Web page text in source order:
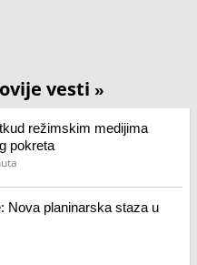
vesti »
režimskim medijima
pokreta
Nova planinarska staza u